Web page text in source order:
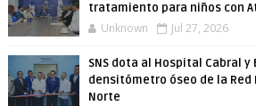
tratamiento para niños con
Unknown Jul 27, 2026
SNS dota al Hospital Cabral y
densitómetro óseo de la Red
Norte